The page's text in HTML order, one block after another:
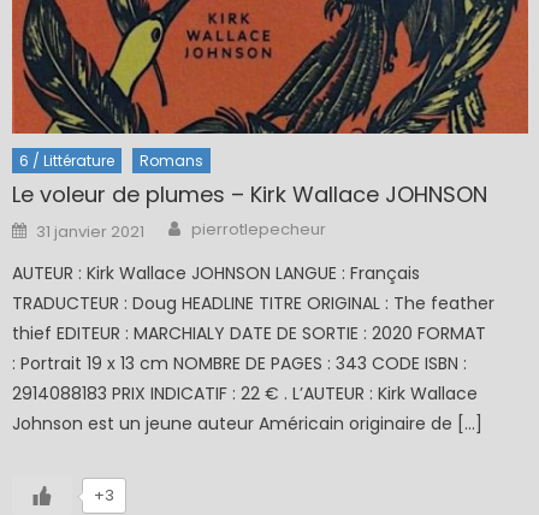
6 / Littérature Romans
Le voleur de plumes – Kirk Wallace JOHNSON
Posted
on
31 janvier 2021 Author
pierrotlepecheur
AUTEUR : Kirk Wallace JOHNSON LANGUE : Français
TRADUCTEUR : Doug HEADLINE TITRE ORIGINAL : The feather
thief EDITEUR : MARCHIALY DATE DE SORTIE : 2020 FORMAT
: Portrait 19 x 13 cm NOMBRE DE PAGES : 343 CODE ISBN :
2914088183 PRIX INDICATIF : 22 € . L’AUTEUR : Kirk Wallace
Johnson est un jeune auteur Américain originaire de […]
+3